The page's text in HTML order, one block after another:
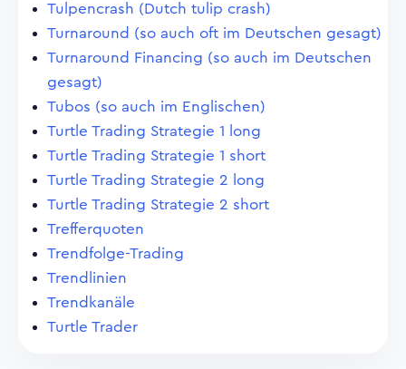
Tulpencrash (Dutch tulip crash)
Turnaround (so auch oft im Deutschen gesagt)
Turnaround Financing (so auch im Deutschen
gesagt)
Tubos (so auch im Englischen)
Turtle Trading Strategie 1 long
Turtle Trading Strategie 1 short
Turtle Trading Strategie 2 long
Turtle Trading Strategie 2 short
Trefferquoten
Trendfolge-Trading
Trendlinien
Trendkanäle
Turtle Trader